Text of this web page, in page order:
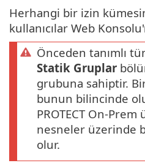
Herhangi bir izin
kullanıcılar Web
Önceden tanımlı
Statik Gruplar
grubuna sahiptir.
bunun bilincinde
PROTECT On-
nesneler üzerinde
olur.